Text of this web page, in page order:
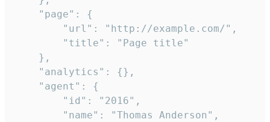
    "page": {
        "url": "http://example.com/",
        "title": "Page title"
    },
    "analytics": {},
    "agent": {
        "id": "2016",
        "name": "Thomas Anderson",